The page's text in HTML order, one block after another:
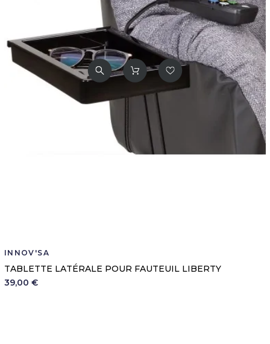
INNOV'SA
TABLETTE LATÉRALE POUR FAUTEUIL LIBERTY
39,00 €